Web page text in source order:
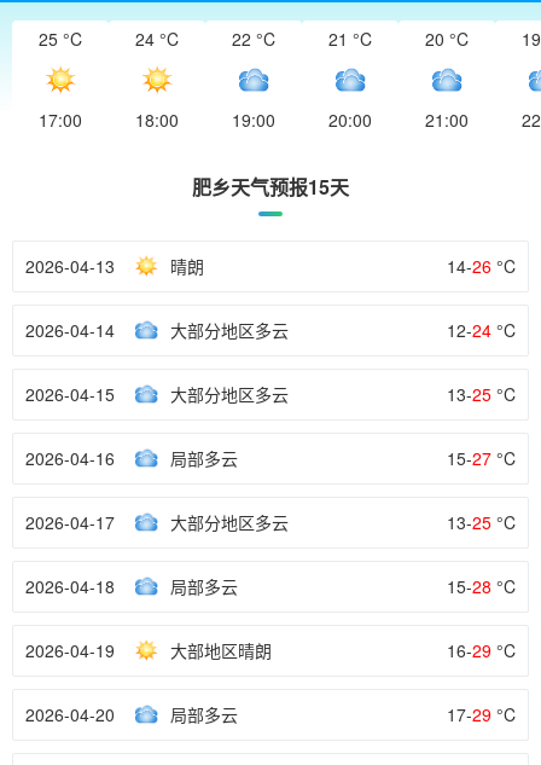
25 °C
17:00
24 °C
18:00
22 °C
19:00
21 °C
20:00
20 °C
21:00
肥乡天气预报15天
2026-04-13 晴朗 14-26 °C
2026-04-14 大部分地区多云 12-24 °C
2026-04-15 大部分地区多云 13-25 °C
2026-04-16 局部多云 15-27 °C
2026-04-17 大部分地区多云 13-25 °C
2026-04-18 局部多云 15-28 °C
2026-04-19 大部地区晴朗 16-29 °C
2026-04-20 局部多云 17-29 °C